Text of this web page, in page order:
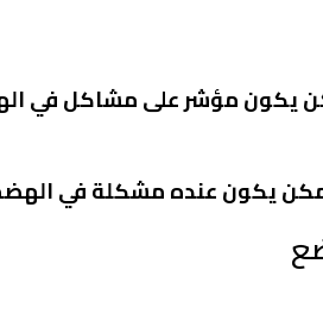
يكون مؤشر على مشاكل في
يكون عنده مشكلة في الهضم